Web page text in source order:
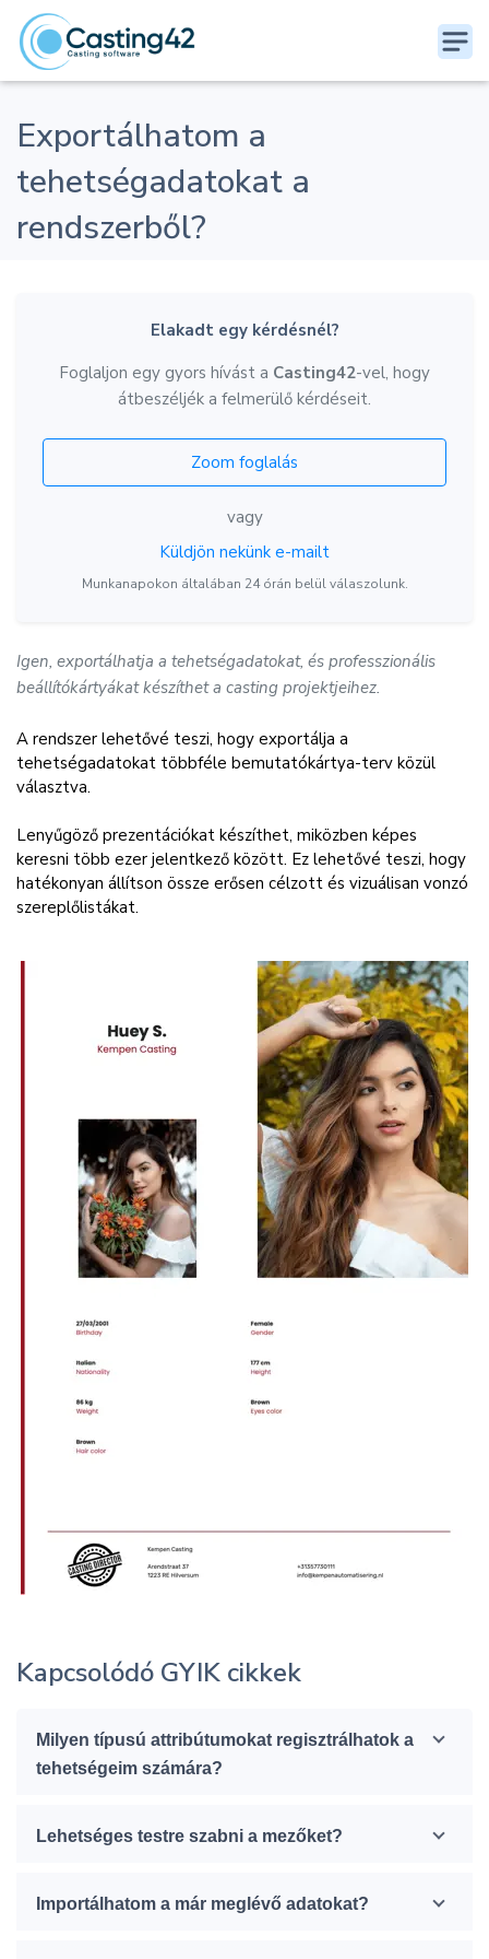
Exportálhatom a
tehetségadatokat a
rendszerből?
Elakadt egy kérdésnél?
Foglaljon egy gyors hívást a Casting42-vel, hogy
átbeszéljék a felmerülő kérdéseit.
Zoom foglalás
vagy
Küldjön nekünk e-mailt
Munkanapokon általában 24 órán belül válaszolunk.
Igen, exportálhatja a tehetségadatokat, és professzionális
beállítókártyákat készíthet a casting projektjeihez.
A rendszer lehetővé teszi, hogy exportálja a
tehetségadatokat többféle bemutatókártya-terv közül
választva.
Lenyűgöző prezentációkat készíthet, miközben képes
keresni több ezer jelentkező között. Ez lehetővé teszi, hogy
hatékonyan állítson össze erősen célzott és vizuálisan vonzó
szereplőlistákat.
Kapcsolódó GYIK cikkek
Milyen típusú attribútumokat regisztrálhatok a
tehetségeim számára?
Lehetséges testre szabni a mezőket?
Importálhatom a már meglévő adatokat?